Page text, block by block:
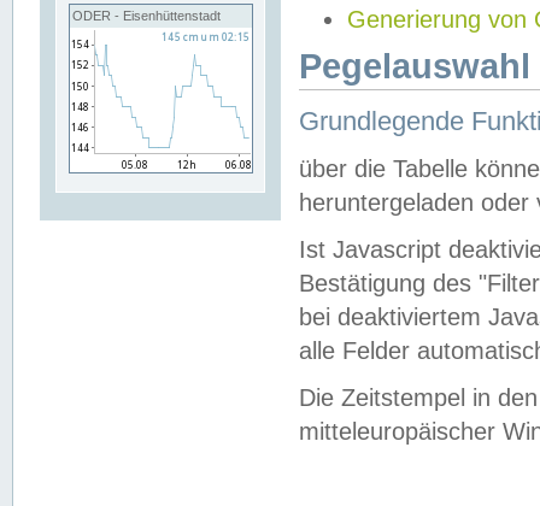
ODER - Eisenhüttenstadt
Generierung von
Grundlegende
über die Tabelle
heruntergeladen oder
Ist Javascript
Bestätigung des
bei deaktiviertem
alle Felder
Die Zeitstempel in
mitteleuropäischer